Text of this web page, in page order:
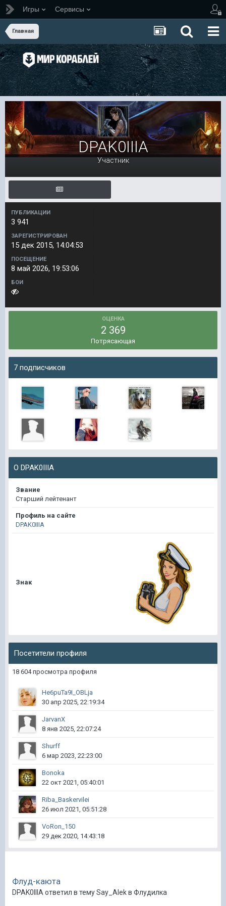
Игры Сервисы
Главная
DPAK0IIIA
Участник
ПУБЛИКАЦИИ
3 941
ЗАРЕГИСТРИРОВАН
15 дек 2015, 14:04:53
ПОСЕЩЕНИЕ
8 май 2026, 19:53:06
БОИ
ОЦЕНКА
2 369
Потрясающая
7 подписчиков
О DPAK0IIIA
Звание
Старший лейтенант
Профиль на сайте
DPAK0IIIA
Знак
Посетители профиля
18 604 просмотра профиля
He6puTa9I_OBLja
30 апр 2025, 22:19:34
JarvanX
8 янв 2025, 22:07:24
Shurff
6 мар 2023, 22:23:00
Bonoka
22 окт 2021, 05:40:01
Riba_Baskervilei
26 июл 2021, 05:51:28
VoRon_150
29 дек 2020, 14:43:18
Флуд-каюта
DPAK0IIIA ответил в тему Say_Alek в Флудилка